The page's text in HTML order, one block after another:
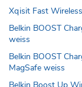
Xqisit Fast
Belkin BOOST
weiss
Belkin BOOST
MagSafe weiss